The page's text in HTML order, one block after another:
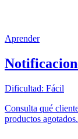
Aprender
Dificultad: Fácil
Consulta qué
productos agotados.